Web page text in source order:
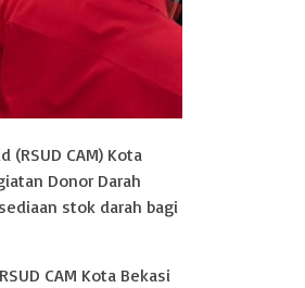
(RSUD CAM) Kota
Donor Darah
stok darah bagi
CAM Kota Bekasi